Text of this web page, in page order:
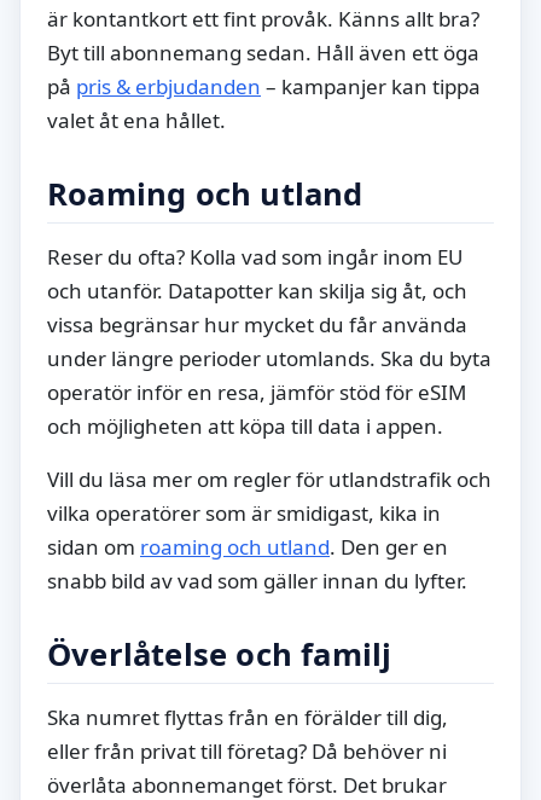
är kontantkort ett fint provåk. Känns allt bra?
Byt till abonnemang sedan. Håll även ett öga
på pris & erbjudanden – kampanjer kan tippa
valet åt ena hållet.
Roaming och utland
Reser du ofta? Kolla vad som ingår inom EU
och utanför. Datapotter kan skilja sig åt, och
vissa begränsar hur mycket du får använda
under längre perioder utomlands. Ska du byta
operatör inför en resa, jämför stöd för eSIM
och möjligheten att köpa till data i appen.
Vill du läsa mer om regler för utlandstrafik och
vilka operatörer som är smidigast, kika in
sidan om roaming och utland. Den ger en
snabb bild av vad som gäller innan du lyfter.
Överlåtelse och familj
Ska numret flyttas från en förälder till dig,
eller från privat till företag? Då behöver ni
överlåta abonnemanget först. Det brukar